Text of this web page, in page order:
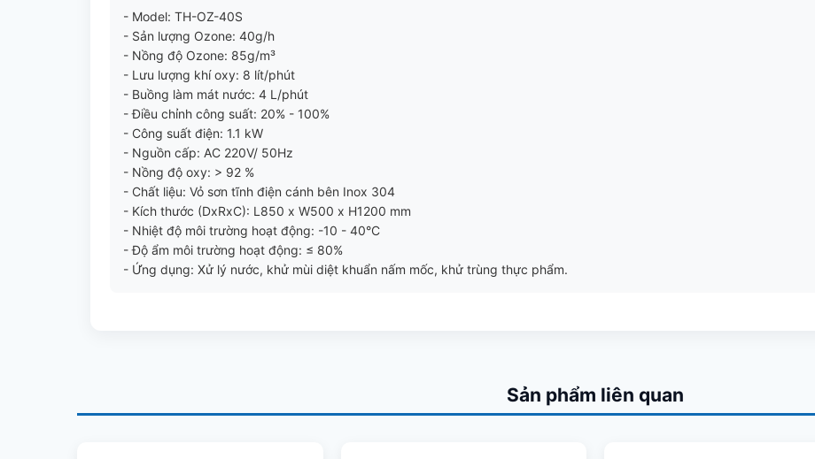
- Model: TH-OZ-40S
- Sản lượng Ozone: 40g/h
- Nồng độ Ozone: 85g/m³
- Lưu lượng khí oxy: 8 lít/phút
- Buồng làm mát nước: 4 L/phút
- Điều chỉnh công suất: 20% - 100%
- Công suất điện: 1.1 kW
- Nguồn cấp: AC 220V/ 50Hz
- Nồng độ oxy: > 92 %
- Chất liệu: Vỏ sơn tĩnh điện cánh bên Inox 304
- Kích thước (DxRxC): L850 x W500 x H1200 mm
- Nhiệt độ môi trường hoạt động: -10 - 40°C
- Độ ẩm môi trường hoạt động: ≤ 80%
- Ứng dụng: Xử lý nước, khử mùi diệt khuẩn nấm mốc, khử trùng thực phẩm.
Sản phẩm liên quan